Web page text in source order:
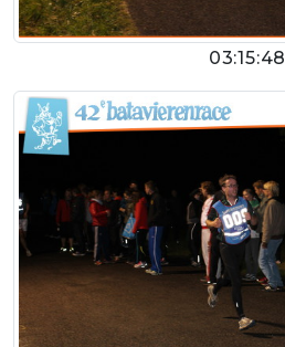
03:15:48